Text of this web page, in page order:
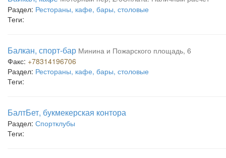
Раздел: Рестораны, кафе, бары, столовые
Теги:
Балкан, спорт-бар Минина и Пожарского площадь, 6
Факс: +78314196706
Раздел: Рестораны, кафе, бары, столовые
Теги:
БалтБет, букмекерская контора
Раздел: Спортклубы
Теги: